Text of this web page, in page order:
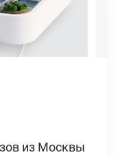
из Москвы